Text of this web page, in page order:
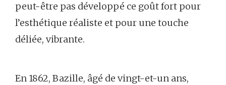
peut-être pas développé ce goût fort pour
l’esthétique réaliste et pour une touche
déliée, vibrante.
En 1862, Bazille, âgé de vingt-et-un ans,